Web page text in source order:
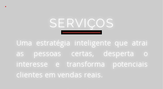
SERVIÇOS
Uma estratégia inteligente que atrai
as pessoas certas, desperta o
interesse e transforma potenciais
clientes em vendas reais.